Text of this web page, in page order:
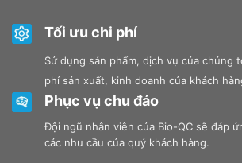
Tối ưu chi phí
Sử dụng sản phẩm, dịch vụ của chúng
phí sản xuất, kinh doanh của khách
Phục vụ chu đáo
Đội ngũ nhân viên của Bio-QC sẽ đáp
các nhu cầu của quý khách hàng.